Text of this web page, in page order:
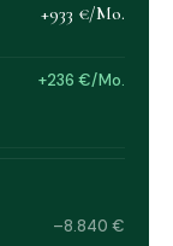
+933 €/Mo.
+236 €/Mo.
–8.840 €